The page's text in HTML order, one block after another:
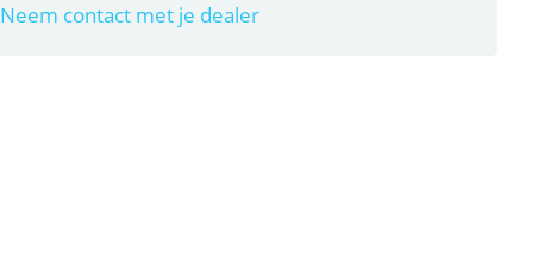
Neem contact met je dealer